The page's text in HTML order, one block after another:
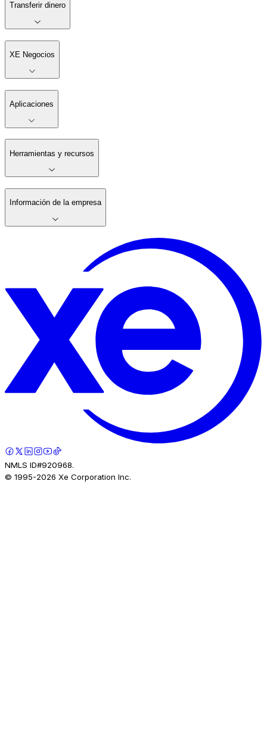
Transferir dinero
XE Negocios
Aplicaciones
Herramientas y recursos
Información de la empresa
NMLS ID#920968.
© 1995-2026 Xe Corporation Inc.